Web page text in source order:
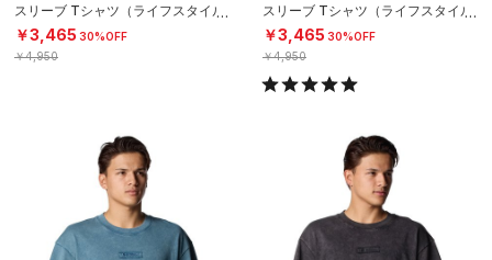
スリーブ Tシャツ（ライフスタイル/
MEN）
￥3,465 30%OFF
￥4,950
スリーブ Tシャツ（ライフスタイル/
MEN）
￥3,465 30%OFF
￥4,950